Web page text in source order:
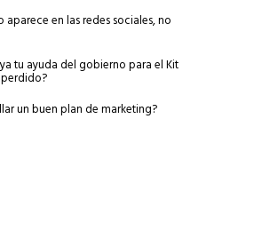
aparece en las redes sociales, no
tu ayuda del gobierno para el Kit
un buen plan de marketing?